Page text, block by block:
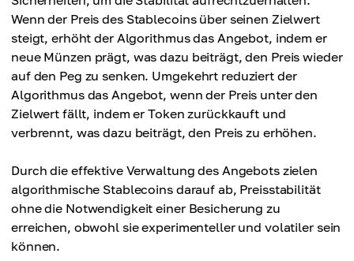
Wenn der Preis des Stablecoins über seinen Zielwert
steigt, erhöht der Algorithmus das Angebot, indem er
neue Münzen prägt, was dazu beiträgt, den Preis wieder
auf den Peg zu senken. Umgekehrt reduziert der
Algorithmus das Angebot, wenn der Preis unter den
Zielwert fällt, indem er Token zurückkauft und
verbrennt, was dazu beiträgt, den Preis zu erhöhen.
Durch die effektive Verwaltung des Angebots zielen
algorithmische Stablecoins darauf ab, Preisstabilität
ohne die Notwendigkeit einer Besicherung zu
erreichen, obwohl sie experimenteller und volatiler sein
können.